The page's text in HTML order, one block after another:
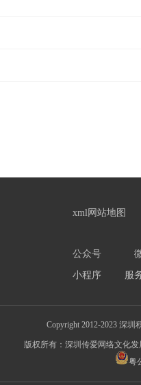
xml网站地图
公众号
小程序 服
Copyright 2012-2023 深圳
版权所有：深圳传爱网络文化发
粤